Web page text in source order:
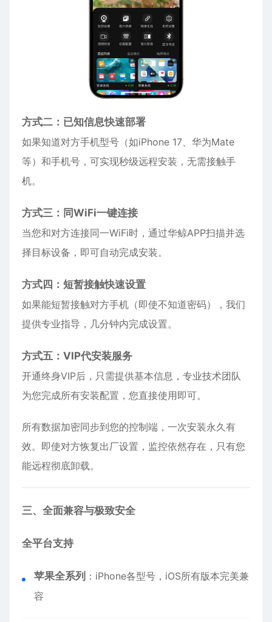
方式二：已知信息快速部署
如果知道对方手机型号（如iPhone 17、华为Mate
等）和手机号，可实现秒级远程安装，无需接触手
机。
方式三：同WiFi一键连接
当您和对方连接同一WiFi时，通过华鲸APP扫描并选
择目标设备，即可自动完成安装。
方式四：短暂接触快速设置
如果能短暂接触对方手机（即使不知道密码），我们
提供专业指导，几分钟内完成设置。
方式五：VIP代安装服务
开通终身VIP后，只需提供基本信息，专业技术团队
为您完成所有安装配置，您直接使用即可。
所有数据加密同步到您的控制端，一次安装永久有
效。即使对方恢复出厂设置，监控依然存在，只有您
能远程彻底卸载。
三、全面兼容与极致安全
全平台支持
苹果全系列 ： iPhone各型号，iOS所有版本完美兼
容